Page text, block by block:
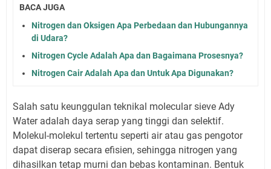
BACA JUGA
Nitrogen dan Oksigen Apa Perbedaan dan Hubungannya
di Udara?
Nitrogen Cycle Adalah Apa dan Bagaimana Prosesnya?
Nitrogen Cair Adalah Apa dan Untuk Apa Digunakan?
Salah satu keunggulan teknikal molecular sieve Ady
Water adalah daya serap yang tinggi dan selektif.
Molekul-molekul tertentu seperti air atau gas pengotor
dapat diserap secara efisien, sehingga nitrogen yang
dihasilkan tetap murni dan bebas kontaminan. Bentuk